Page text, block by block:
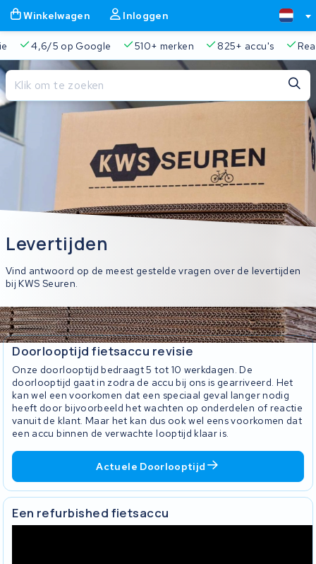
Winkelwagen Inloggen
4,6/5 op Google 510+ merken 825+ accu's
Levertijden
Vind antwoord op de meest gestelde vragen over de levertijden
bij KWS Seuren.
Doorlooptijd fietsaccu revisie
Onze doorlooptijd bedraagt 5 tot 10 werkdagen. De
doorlooptijd gaat in zodra de accu bij ons is gearriveerd. Het
kan wel een voorkomen dat een speciaal geval langer nodig
heeft door bijvoorbeeld het wachten op onderdelen of reactie
vanuit de klant. Maar het kan dus ook wel eens voorkomen dat
een accu binnen de verwachte looptijd klaar is.
Actuele Doorlooptijd
Een refurbished fietsaccu
Je winkelwagen is leeg.
Gratis verzending en ophaalservice 45.000+ accu's
Sluiten
Begin te typen in de zoekbalk om te zoeken